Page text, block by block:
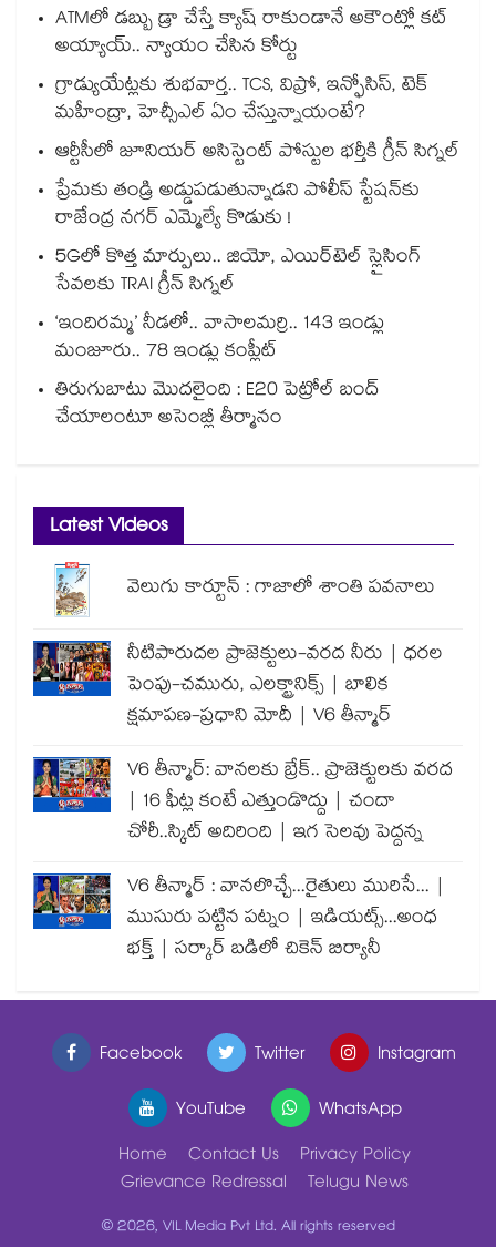
ATMలో డబ్బు డ్రా చేస్తే క్యాష్ రాకుండానే అకౌంట్లో కట్
అయ్యాయ్.. న్యాయం చేసిన కోర్టు
గ్రాడ్యుయేట్లకు శుభవార్త.. TCS, విప్రో, ఇన్ఫోసిస్, టెక్
మహీంద్రా, హెచ్సీఎల్ ఏం చేస్తున్నాయంటే?
ఆర్టీసీలో జూనియర్ అసిస్టెంట్‌‌ పోస్టుల భర్తీకి గ్రీన్‌‌ సిగ్నల్
ప్రేమకు తండ్రి అడ్డుపడుతున్నాడని పోలీస్ స్టేషన్⁪కు
రాజేంద్ర నగర్ ఎమ్మెల్యే కొడుకు !
5Gలో కొత్త మార్పులు.. జియో, ఎయిర్‌టెల్ స్లైసింగ్
సేవలకు TRAI గ్రీన్ సిగ్నల్
‘ఇందిరమ్మ’ నీడలో.. వాసాలమర్రి.. 143 ఇండ్లు
మంజూరు.. 78 ఇండ్లు కంప్లీట్
తిరుగుబాటు మొదలైంది : E20 పెట్రోల్ బంద్
చేయాలంటూ అసెంబ్లీ తీర్మానం
Latest Videos
వెలుగు కార్టూన్ : గాజాలో శాంతి పవనాలు
నీటిపారుదల ప్రాజెక్టులు-వరద నీరు | ధరల
పెంపు-చమురు, ఎలక్ట్రానిక్స్ | బాలిక
క్షమాపణ-ప్రధాని మోదీ | V6 తీన్మార్
V6 తీన్మార్: వానలకు బ్రేక్.. ప్రాజెక్టులకు వరద
| 16 ఫీట్ల కంటే ఎత్తుండొద్దు | చందా
చోరీ..స్కిట్ అదిరింది | ఇగ సెలవు పెద్దన్న
V6 తీన్మార్ : వానలొచ్చే...రైతులు మురిసే... |
ముసురు పట్టిన పట్నం | ఇడియట్స్...అంధ
భక్త్ | సర్కార్ బడిలో చికెన్ బిర్యానీ
Facebook Twitter
Instagram
YouTube
WhatsApp
Home
Contact Us
Privacy Policy
Grievance Redressal
Telugu News
© 2026, VIL Media Pvt Ltd. All rights reserved